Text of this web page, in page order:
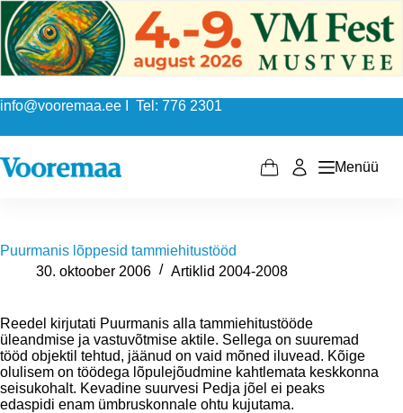
Skip
to
content
info@vooremaa.ee I Tel: 776 2301
Shopping
Menüü
Puurmanis lõppesid tammiehitustööd
30. oktoober 2006
Artiklid 2004-2008
Reedel kirjutati Puurmanis alla tammiehitustööde
üleandmise ja vastuvõtmise aktile. Sellega on suuremad
tööd objektil tehtud, jäänud on vaid mõned iluvead. Kõige
olulisem on töödega lõpulejõudmine kahtlemata keskkonna
seisukohalt. Kevadine suurvesi Pedja jõel ei peaks
edaspidi enam ümbruskonnale ohtu kujutama.